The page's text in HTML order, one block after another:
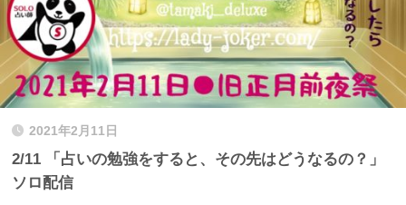
2021年2月11日
2/11 「占いの勉強をすると、その先はどうなるの？」
ソロ配信